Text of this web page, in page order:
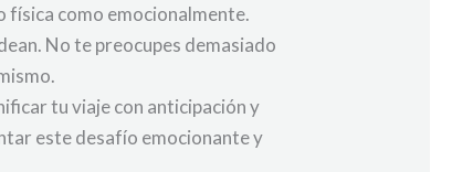
física como emocionalmente.
No te preocupes demasiado
tu viaje con anticipación y
este desafío emocionante y